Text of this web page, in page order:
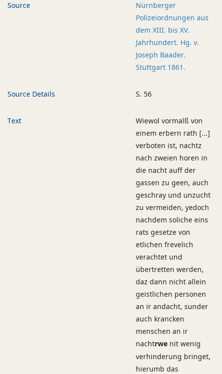
Source
Nürnberger
Polizeiordnungen aus
dem XIII. bis XV.
Jahrhundert. Hg. v.
Joseph Baader.
Stuttgart 1861.
Source Details S. 56
Text
Wiewol vormalß von
einem erbern rath [...]
verboten ist, nachtz
nach zweien horen in
die nacht auff der
gassen zu geen, auch
geschray und unzucht
zu vermeiden, yedoch
nachdem soliche eins
rats gesetze von
etlichen frevelich
verachtet und
übertretten werden,
daz dann nicht allein
geistlichen personen
an ir andacht, sunder
auch krancken
menschen an ir
nachtrwe nit wenig
verhinderung bringet,
hierumb das